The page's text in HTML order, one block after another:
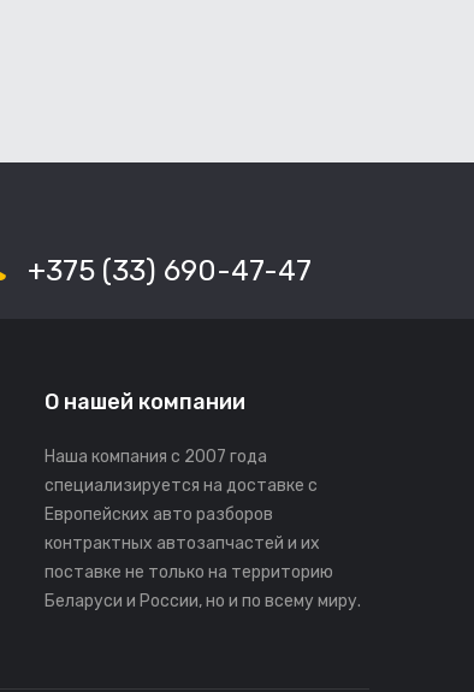
+375 (33) 690-47-47
О нашей компании
Наша компания с 2007 года
специализируется на доставке с
Европейских авто разборов
контрактных автозапчастей и их
поставке не только на территорию
Беларуси и России, но и по всему миру.